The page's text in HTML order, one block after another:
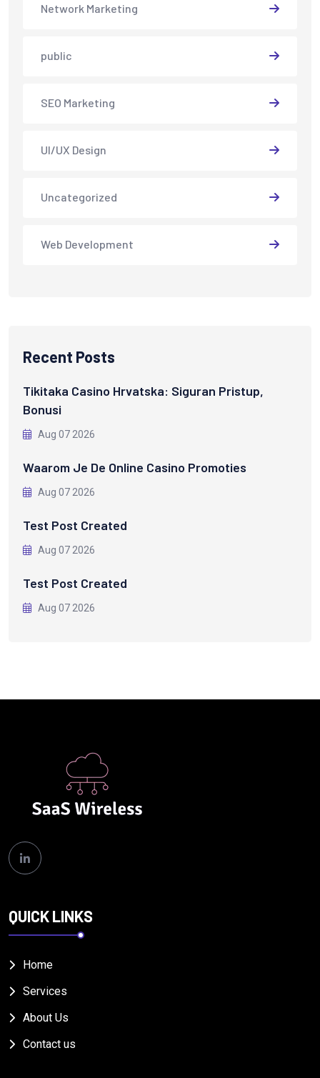
Network Marketing
public
SEO Marketing
UI/UX Design
Uncategorized
Web Development
Recent Posts
Tikitaka Casino Hrvatska: Siguran Pristup,
Bonusi
Aug 07 2026
Waarom Je De Online Casino Promoties
Aug 07 2026
Test Post Created
Aug 07 2026
Test Post Created
Aug 07 2026
QUICK LINKS
Home
Services
About Us
Contact us